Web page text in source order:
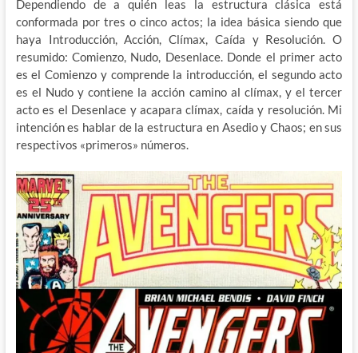
Dependiendo de a quién leas la estructura clásica está
conformada por tres o cinco actos; la idea básica siendo que
haya Introducción, Acción, Clímax, Caída y Resolución. O
resumido: Comienzo, Nudo, Desenlace. Donde el primer acto
es el Comienzo y comprende la introducción, el segundo acto
es el Nudo y contiene la acción camino al clímax, y el tercer
acto es el Desenlace y acapara clímax, caída y resolución. Mi
intención es hablar de la estructura en Asedio y Chaos; en sus
respectivos «primeros» números.